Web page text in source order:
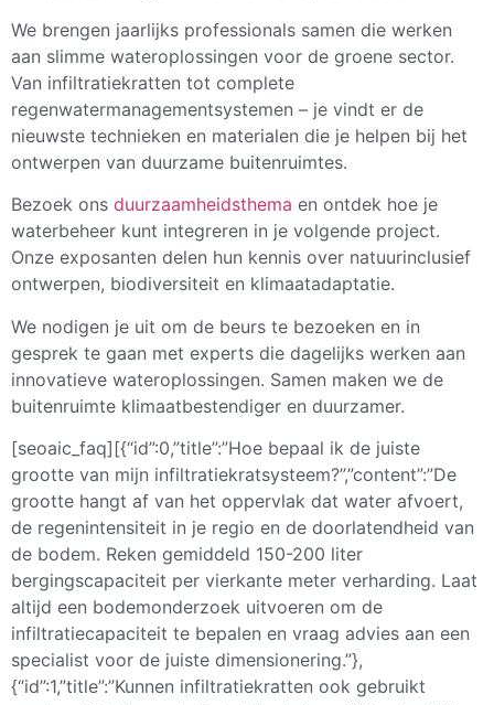
We brengen jaarlijks professionals samen die werken
aan slimme wateroplossingen voor de groene sector.
Van infiltratiekratten tot complete
regenwatermanagementsystemen – je vindt er de
nieuwste technieken en materialen die je helpen bij het
ontwerpen van duurzame buitenruimtes.
Bezoek ons duurzaamheidsthema en ontdek hoe je
waterbeheer kunt integreren in je volgende project.
Onze exposanten delen hun kennis over natuurinclusief
ontwerpen, biodiversiteit en klimaatadaptatie.
We nodigen je uit om de beurs te bezoeken en in
gesprek te gaan met experts die dagelijks werken aan
innovatieve wateroplossingen. Samen maken we de
buitenruimte klimaatbestendiger en duurzamer.
[seoaic_faq][{“id”:0,”title”:”Hoe bepaal ik de juiste
grootte van mijn infiltratiekratsysteem?”,”content”:”De
grootte hangt af van het oppervlak dat water afvoert,
de regenintensiteit in je regio en de doorlatendheid van
de bodem. Reken gemiddeld 150-200 liter
bergingscapaciteit per vierkante meter verharding. Laat
altijd een bodemonderzoek uitvoeren om de
infiltratiecapaciteit te bepalen en vraag advies aan een
specialist voor de juiste dimensionering.”},
{“id”:1,”title”:”Kunnen infiltratiekratten ook gebruikt